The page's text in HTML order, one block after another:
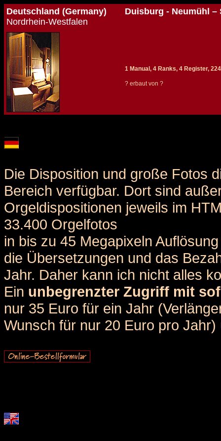
Deutschland (Germany)
Nordrhein-Westfalen
Duisburg - Neumühl –
1 Manual, 4 Ranks, 4 Register,
? erbaut von ?
Die Disposition und große Fotos
Bereich verfügbar. Dort sind
Orgeldispositionen jeweils im
33.400 Orgelfotos
in bis zu 45 Megapixeln
die Übersetzungen und das
Jahr. Daher kann ich nicht alles
Ein unbegrenzter Zugriff mit
nur 35 Euro für ein Jahr
Wunsch für nur 20 Euro pro